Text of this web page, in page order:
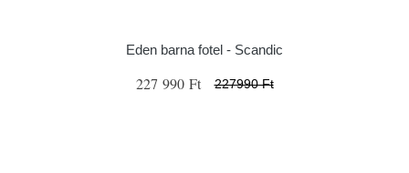
Eden barna fotel - Scandic
227 990 Ft 227990 Ft